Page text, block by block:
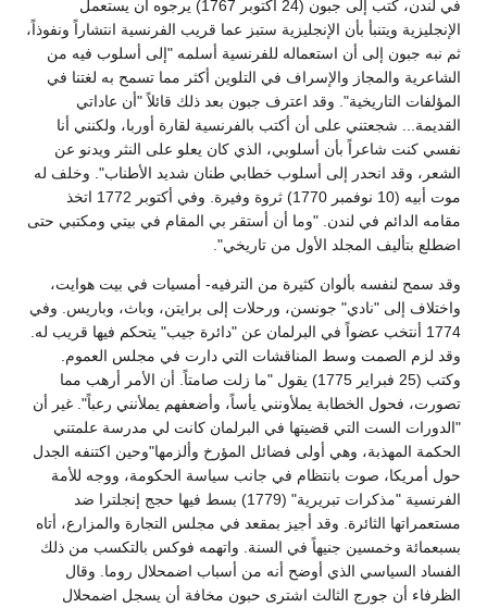
في لندن، كتب إلى جبون (24 أكتوبر 1767) يرجوه أن يستعمل
الإنجليزية ويتنبأ بأن الإنجليزية ستبز عما قريب الفرنسية انتشاراً ونفوذاً،
ثم نبه جبون إلى أن استعماله للفرنسية أسلمه "إلى أسلوب فيه من
الشاعرية والمجاز والإسراف في التلوين أكثر مما تسمح به لغتنا في
المؤلفات التاريخية". وقد اعترف جبون بعد ذلك قائلاً "أن عاداتي
القديمة... شجعتني على أن أكتب بالفرنسية لقارة أوربا، ولكنني أنا
نفسي كنت شاعراً بأن أسلوبي، الذي كان يعلو على النثر ويدنو عن
الشعر، وقد انحدر إلى أسلوب خطابي طنان شديد الأطناب". وخلف له
موت أبيه (10 نوفمبر 1770) ثروة وفيرة. وفي أكتوبر 1772 اتخذ
مقامه الدائم في لندن. "وما أن أستقر بي المقام في بيتي ومكتبي حتى
اضطلع بتأليف المجلد الأول من تاريخي".
وقد سمح لنفسه بألوان كثيرة من الترفيه- أمسيات في بيت هوايت،
واختلاف إلى "نادي" جونسن، ورحلات إلى برايتن، وباث، وباريس. وفي
1774 أنتخب عضواً في البرلمان عن "دائرة جيب" يتحكم فيها قريب له.
وقد لزم الصمت وسط المناقشات التي دارت في مجلس العموم.
وكتب (25 فبراير 1775) يقول "ما زلت صامتاً. أن الأمر أرهب مما
تصورت، فحول الخطابة يملأونني يأساً، وأضعفهم يملأنني رعباً". غير أن
"الدورات الست التي قضيتها في البرلمان كانت لي مدرسة علمتني
الحكمة المهذبة، وهي أولى فضائل المؤرخ وألزمها"وحين اكتنفه الجدل
حول أمريكا، صوت بانتظام في جانب سياسة الحكومة، ووجه للأمة
الفرنسية "مذكرات تبريرية" (1779) بسط فيها حجج إنجلترا ضد
مستعمراتها الثائرة. وقد أجيز بمقعد في مجلس التجارة والمزارع، أتاه
بسبعمائة وخمسين جنيهاً في السنة. واتهمه فوكس بالتكسب من ذلك
الفساد السياسي الذي أوضح أنه من أسباب اضمحلال روما. وقال
الظرفاء أن جورج الثالث اشترى حبون مخافة أن يسجل اضمحلال